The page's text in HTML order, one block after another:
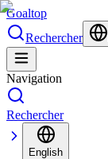
Goaltop
Rechercher
Navigation
Rechercher
English